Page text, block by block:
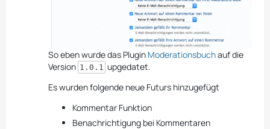
So eben wurde das Plugin Moderationsbuchauf die
Version 1.0.1 upgedatet.
Es wurden folgende neue Futurs hinzugefügt
Kommentar Funktion
Benachrichtigung bei Kommentaren